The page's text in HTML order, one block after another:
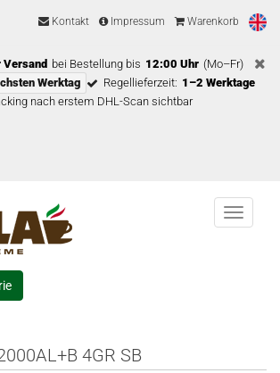
Kontakt Impressum Warenkorb
bei Bestellung bis 12:00 Uhr (Mo–Fr)
Werktag
Regellieferzeit: 1–2 Werktage
nach erstem DHL-Scan sichtbar
Menu
4GR SB